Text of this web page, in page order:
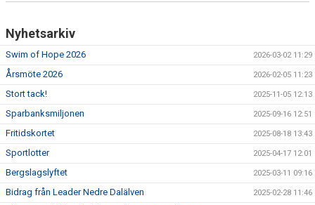
Nyhetsarkiv
Swim of Hope 2026 2026-03-02 11:29
Årsmöte 2026 2026-02-05 11:23
Stort tack! 2025-11-05 12:13
Sparbanksmiljonen 2025-09-16 12:51
Fritidskortet 2025-08-18 13:43
Sportlotter 2025-04-17 12:01
Bergslagslyftet 2025-03-11 09:16
Bidrag från Leader Nedre Dalälven 2025-02-28 11:46